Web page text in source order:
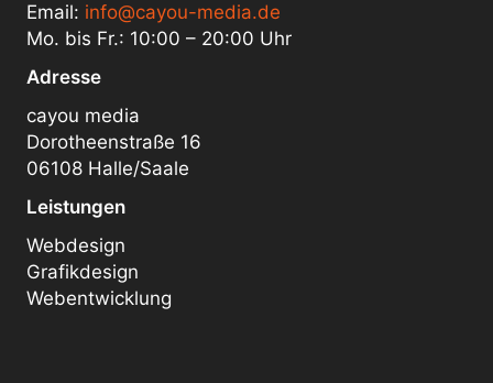
Email: info@cayou-media.de
Mo. bis Fr.: 10:00 – 20:00 Uhr
Adresse
cayou media
Dorotheenstraße 16
06108 Halle/Saale
Leistungen
Webdesign
Grafikdesign
Webentwicklung